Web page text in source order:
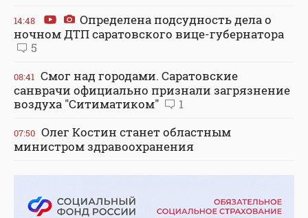
14:48
Определена подсудность дела о
ночном ДТП саратовского вице-губернатора
5
08:41 Смог над городами. Саратовские
санврачи официально признали загрязнение
воздуха "Ситиматиком"
1
07:50 Олег Костин станет областным
министром здравоохранения